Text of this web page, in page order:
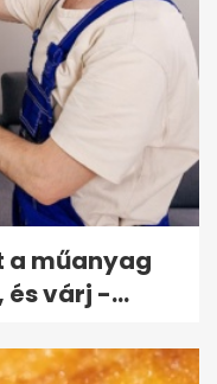
a műanyag
és várj -...